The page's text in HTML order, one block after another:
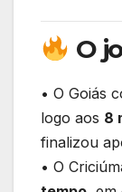
O
• O Goiás
logo aos 8
finalizou
• O